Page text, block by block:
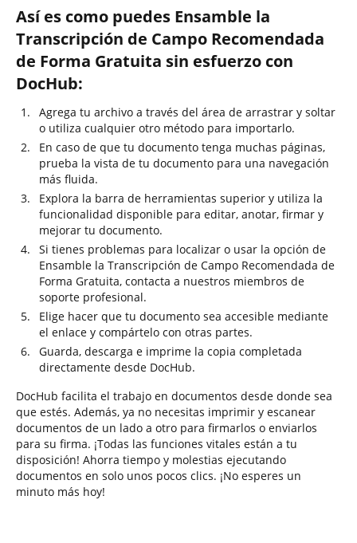
Así es como puedes Ensamble la
Transcripción de Campo Recomendada
de Forma Gratuita sin esfuerzo con
DocHub:
Agrega tu archivo a través del área de arrastrar y soltar
o utiliza cualquier otro método para importarlo.
En caso de que tu documento tenga muchas páginas,
prueba la vista de tu documento para una navegación
más fluida.
Explora la barra de herramientas superior y utiliza la
funcionalidad disponible para editar, anotar, firmar y
mejorar tu documento.
Si tienes problemas para localizar o usar la opción de
Ensamble la Transcripción de Campo Recomendada de
Forma Gratuita, contacta a nuestros miembros de
soporte profesional.
Elige hacer que tu documento sea accesible mediante
el enlace y compártelo con otras partes.
Guarda, descarga e imprime la copia completada
directamente desde DocHub.
DocHub facilita el trabajo en documentos desde donde sea
que estés. Además, ya no necesitas imprimir y escanear
documentos de un lado a otro para firmarlos o enviarlos
para su firma. ¡Todas las funciones vitales están a tu
disposición! Ahorra tiempo y molestias ejecutando
documentos en solo unos pocos clics. ¡No esperes un
minuto más hoy!